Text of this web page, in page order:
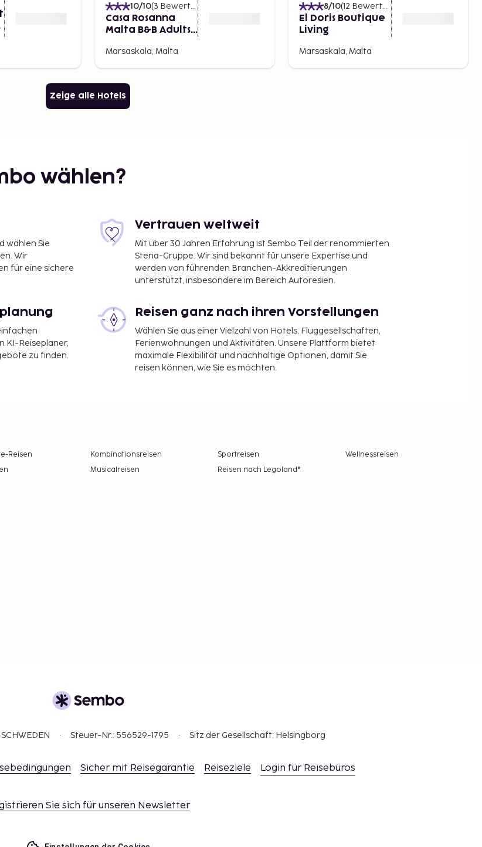
10/10(3 Bewertungen
Casa Rosanna
Malta B&B Adults
Marsaskala, Malta
8/10(12 Bewertungen
El Doris Boutique
Living
Marsaskala, Malta
Zeige alle Hotels
wählen?
wählen Sie
Wir
für eine sichere
Vertrauen weltweit
Mit über 30 Jahren Erfahrung ist Sembo Teil der renommierten
Stena-Gruppe. Wir sind bekannt für unsere Expertise und
werden von führenden Branchen-Akkreditierungen
unterstützt, insbesondere im Bereich Autoresien.
KI-Reiseplaner,
zu finden.
Reisen ganz nach ihren Vorstellungen
Wählen Sie aus einer Vielzahl von Hotels, Fluggesellschaften,
Ferienwohnungen und Aktivitäten. Unsere Plattform bietet
maximale Flexibilität und nachhaltige Optionen, damit Sie
reisen können, wie Sie es möchten.
Reisen Kombinationsreisen Sportreisen
Wellnessreisen
Musicalreisen Reisen nach Legoland®
Steuer-Nr.: 556529-1795 Sitz der Gesellschaft: Helsingborg
Sicher mit Reisegarantie Reiseziele Login für Reisebüros
Sie sich für unseren Newsletter